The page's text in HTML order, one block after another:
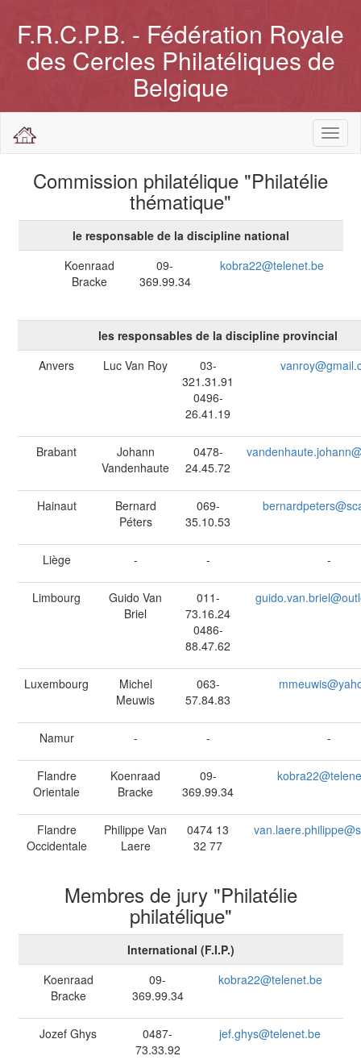
F.R.C.P.B. - Fédération Royale
des Cercles Philatéliques de
Belgique
Commission philatélique "Philatélie
thématique"
le responsable de la discipline national
Koenraad
Bracke
09-
369.99.34
kobra22@telenet.be
les responsables de la discipline provincial
Anvers
Luc Van Roy
03-
321.31.91
0496-
26.41.19
Brabant
Johann
Vandenhaute
0478-
24.45.72
Hainaut
Bernard
Péters
069-
35.10.53
Liège - - -
Limbourg
Guido Van
Briel
011-
73.16.24
0486-
88.47.62
Luxembourg
Michel
Meuwis
063-
57.84.83
Namur - - -
Flandre
Orientale
Koenraad
Bracke
09-
369.99.34
Flandre
Occidentale
Philippe Van
Laere
0474 13
32 77
Membres de jury "Philatélie
philatélique"
International (F.I.P.)
Koenraad
Bracke
09-
369.99.34
kobra22@telenet.be
Jozef Ghys
0487-
73.33.92
jef.ghys@telenet.be